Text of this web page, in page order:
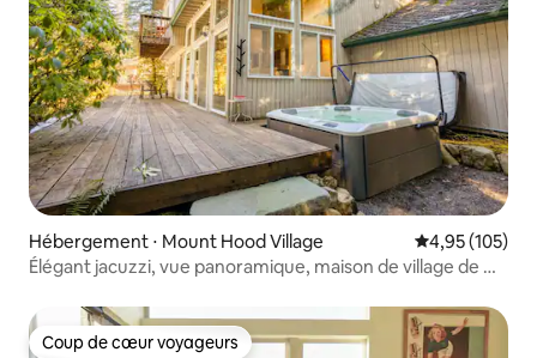
Hébergement ⋅ Mount Hood Village Évaluation
4,95 (105)
Élégant jacuzzi, vue panoramique, maison de village de Mt
Coup de cœur voyageurs
Coup de cœur voyageurs